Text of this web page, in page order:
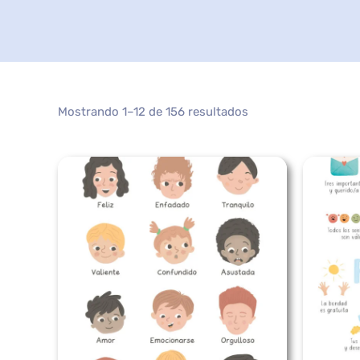
Mostrando 1–12 de 156 resultados
Rango
de
precios:
desde
5,99 €
hasta
7,99 €